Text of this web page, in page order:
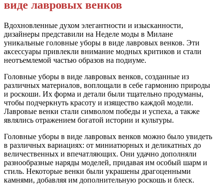
виде лавровых венков
Вдохновленные духом элегантности и изысканности,
дизайнеры представили на Неделе моды в Милане
уникальные головные уборы в виде лавровых венков. Эти
аксессуары привлекли внимание модных критиков и стали
неотъемлемой частью образов на подиуме.
Головные уборы в виде лавровых венков, созданные из
различных материалов, воплощали в себе гармонию природы
и роскоши. Их форма и детали были тщательно продуманы,
чтобы подчеркнуть красоту и изящество каждой модели.
Лавровые венки стали символом победы и успеха, а также
являлись отражением богатой истории и культуры.
Головные уборы в виде лавровых венков можно было увидеть
в различных вариациях: от миниатюрных и деликатных до
величественных и впечатляющих. Они удачно дополняли
разнообразные наряды моделей, придавая им особый шарм и
стиль. Некоторые венки были украшены драгоценными
камнями, добавляя им дополнительную роскошь и блеск.